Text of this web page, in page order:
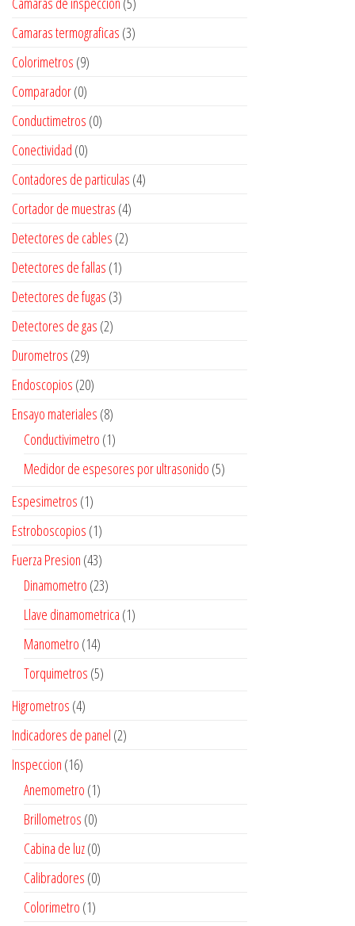
Camaras termograficas (3)
Colorimetros (9)
Comparador(0)
Conductimetros (0)
Conectividad (0)
Contadores de particulas (4)
Cortador de muestras (4)
Detectores de cables (2)
Detectores de fallas (1)
Detectores de fugas (3)
Detectores de gas (2)
Durometros (29)
Endoscopios (20)
Ensayo materiales (8)
Conductivimetro (1)
Medidor de espesores por ultrasonido (5)
Espesimetros (1)
Estroboscopios (1)
Fuerza Presion (43)
Dinamometro (23)
Llave dinamometrica (1)
Manometro (14)
Torquimetros (5)
Higrometros (4)
Indicadores de panel (2)
Inspeccion (16)
Anemometro (1)
Brillometros (0)
Cabina de luz(0)
Calibradores (0)
Colorimetro (1)